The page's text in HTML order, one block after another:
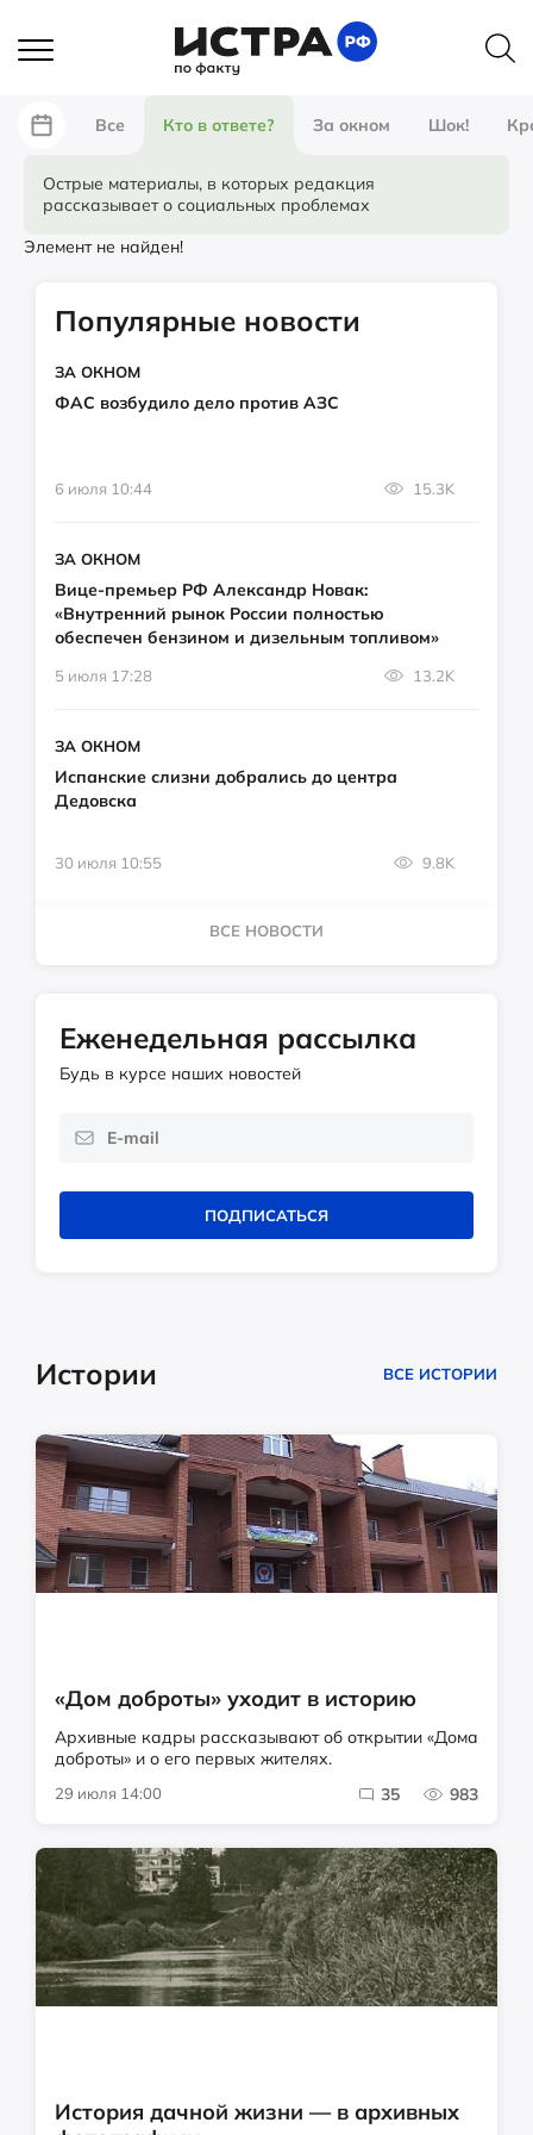
Все Кто в ответе? За окном Шок!
Острые материалы, в которых редакция
рассказывает о социальных проблемах
Элемент не найден!
Популярные новости
ЗА ОКНОМ
ФАС возбудило дело против АЗС
6 июля 10:44 15.3K
ЗА ОКНОМ
Вице-премьер РФ Александр Новак:
«Внутренний рынок России полностью
обеспечен бензином и дизельным топливом»
5 июля 17:28 13.2K
ЗА ОКНОМ
Испанские слизни добрались до центра
Дедовска
30 июля 10:55 9.8K
ВСЕ НОВОСТИ
Еженедельная рассылка
Будь в курсе наших новостей
ПОДПИСАТЬСЯ
Истории ВСЕ ИСТОРИИ
«Дом доброты» уходит в историю
Архивные кадры рассказывают об открытии «Дома
доброты» и о его первых жителях.
29 июля 14:00 35 983
История дачной жизни — в архивных